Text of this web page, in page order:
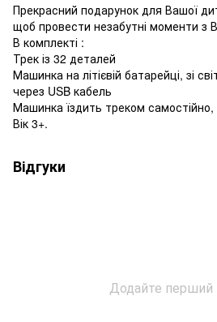
Прекрасний подарунок для Вашої
щоб провести незабутні моменти
В комплекті :
Трек із 32 деталей
Машинка на літієвій батарейці, зі
через USB кабель
Машинка їздить треком самостійно,
Вік 3+.
Відгуки
Додайте перший